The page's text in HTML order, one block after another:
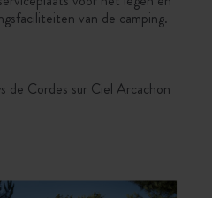
van de camping.
de Cordes sur Ciel Arcachon